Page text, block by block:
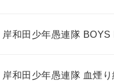
岸和田少年愚連隊
岸和田少年愚連隊 血煙